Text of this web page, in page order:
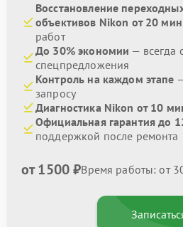
Восстановление
объективов Nikon от 20 мин
работ
До 30% экономии — всегда
спецпредложения
Контроль на каждом этапе
запросу
Диагностика Nikon от 10
Официальная гарантия до
поддержкой после ремонта
от 1500 ₽Время работы: от